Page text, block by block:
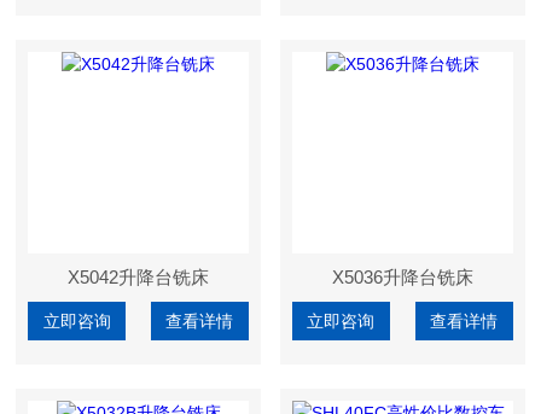
X5042升降台铣床
立即咨询 查看详情
X5036升降台铣床
立即咨询 查看详情